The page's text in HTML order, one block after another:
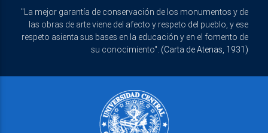
"La mejor garantía de conservación de los monumentos y de
las obras de arte viene del afecto y respeto del pueblo, y ese
respeto asienta sus bases en la educación y en el fomento de
su conocimiento". (Carta de Atenas, 1931)